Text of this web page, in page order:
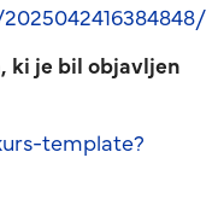
ki je bil objavljen
template?